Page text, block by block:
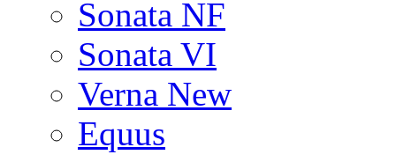
Sonata NF
Sonata VI
Verna New
Equus